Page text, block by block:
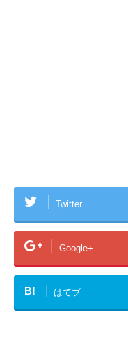
Twitter
Google+
B! はてブ